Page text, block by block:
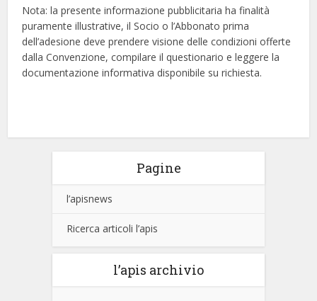
Nota: la presente informazione pubblicitaria ha finalità
puramente illustrative, il Socio o l’Abbonato prima
dell’adesione deve prendere visione delle condizioni offerte
dalla Convenzione, compilare il questionario e leggere la
documentazione informativa disponibile su richiesta.
Pagine
l’apisnews
Ricerca articoli l’apis
l’apis archivio